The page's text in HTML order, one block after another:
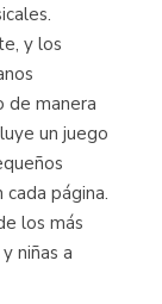
y los
de manera
un juego
página.
los más
niñas a